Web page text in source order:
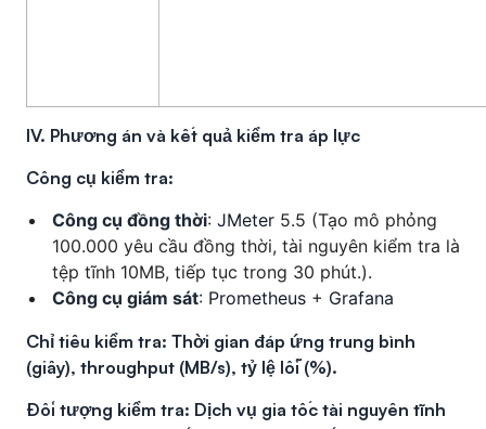
IV. Phương án và kết quả kiểm tra áp lực
Công cụ kiểm tra:
Công cụ đồng thời: JMeter 5.5 (Tạo mô phỏng
100.000 yêu cầu đồng thời, tài nguyên kiểm tra là
tệp tĩnh 10MB, tiếp tục trong 30 phút.).
Công cụ giám sát: Prometheus + Grafana
Chỉ tiêu kiểm tra: Thời gian đáp ứng trung bình
(giây), throughput (MB/s), tỷ lệ lỗi (%).
Đối tượng kiểm tra: Dịch vụ gia tốc tài nguyên tĩnh